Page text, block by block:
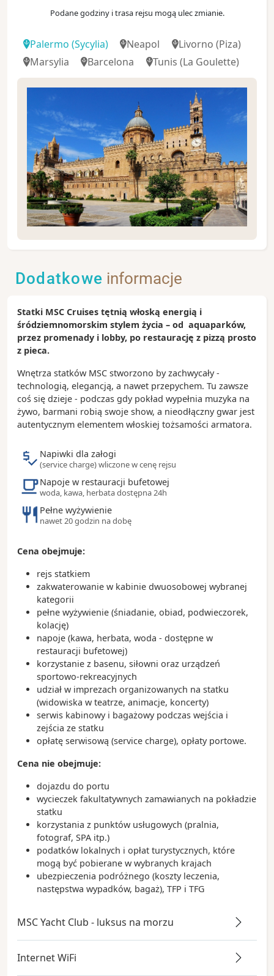
Podane godziny i trasa rejsu mogą ulec zmianie.
Palermo (Sycylia) Neapol Livorno (Piza)
Marsylia
Barcelona Tunis (La Goulette)
Palermo jest stolicą Sycylii, słynie z pięknej pogody i
się blisko portu.
Zobacz koniecznie:
- Pałac Normanów, który był siedzibą sycylijskich
- Katedra w Palermo jest mieszanką różnych stylów
- Teatro Massimo, największy teatr operowy we
Włoszech
- Orto botanico czyli ogród botaniczny położony na
terenie 10 hektarów
- Sycylia jest największą wyspą na Morzu
Śródziemnym
palermianami
- miejscowy przysmak to pasta con le sarde czyli
makaron z sardynkami
- granita to z kolei bardzo popularny lokalny deser
lub kawy
Dodatkowe informacje
Statki MSC Cruises tętnią włoską energią i
śródziemnomorskim stylem życia – od aquaparków,
przez promenady i lobby, po restaurację z pizzą prosto
z pieca.
Wnętrza statków MSC stworzono by zachwycały -
technologią, elegancją, a nawet przepychem. Tu zawsze
coś się dzieje - podczas gdy pokład wypełnia muzyka na
żywo, barmani robią swoje show, a nieodłączny gwar jest
autentycznym elementem włoskiej tożsamości armatora.
Napiwki dla załogi
(service charge) wliczone w cenę rejsu
Napoje w restauracji bufetowej
woda, kawa, herbata dostępna 24h
Pełne wyżywienie
nawet 20 godzin na dobę
Cena obejmuje:
rejs statkiem
zakwaterowanie w kabinie dwuosobowej wybranej
kategorii
pełne wyżywienie (śniadanie, obiad, podwieczorek,
kolację)
napoje (kawa, herbata, woda - dostępne w
restauracji bufetowej)
korzystanie z basenu, siłowni oraz urządzeń
sportowo-rekreacyjnych
udział w imprezach organizowanych na statku
(widowiska w teatrze, animacje, koncerty)
serwis kabinowy i bagażowy podczas wejścia i
zejścia ze statku
opłatę serwisową (service charge), opłaty portowe.
Cena nie obejmuje:
dojazdu do portu
wycieczek fakultatywnych zamawianych na pokładzie
statku
korzystania z punktów usługowych (pralnia,
fotograf, SPA itp.)
podatków lokalnych i opłat turystycznych, które
mogą być pobierane w wybranych krajach
ubezpieczenia podróżnego (koszty leczenia,
następstwa wypadków, bagaż), TFP i TFG
MSC Yacht Club - luksus na morzu
Internet WiFi